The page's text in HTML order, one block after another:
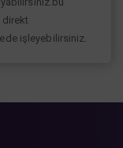
direkt
işleyebilirsiniz.